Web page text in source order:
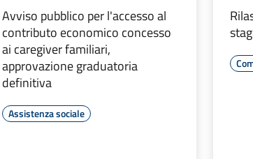
Avviso pubblico per l'accesso al
contributo economico concesso
ai caregiver familiari,
approvazione graduatoria
definitiva
Assistenza sociale